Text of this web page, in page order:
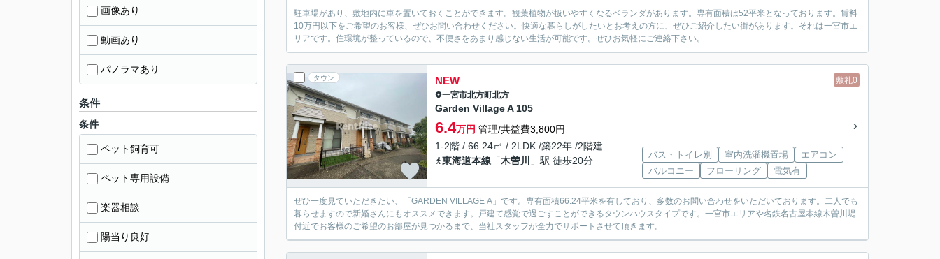
駐車場があり、敷地内に車を置いておくことができます。観葉植物が扱いやすくなるベランダがあります。専有面積は52平米となっております。賃料
10万円以下をご希望のお客様、ぜひお問い合わせください。快適な暮らしがしたいとお考えの方に、ぜひご紹介したい街があります。それは一宮市エ
リアです。住環境が整っているので、不便さをあまり感じない生活が可能です。ぜひお気軽にご連絡下さい。
タウン 敷礼0
NEW
一宮市北方町北方
Garden Village A 105
6.4万円 管理/共益費3,800円
1-2階 / 66.24㎡ / 2LDK /築22年 /2階建
東海道本線 「木曽川 」駅 徒歩20分
バス・トイレ別 室内洗濯機置場
エアコン
バルコニー
フローリング 電気有
ぜひ一度見ていただきたい、「GARDEN VILLAGE A」です。専有面積66.24平米を有しており、多数のお問い合わせをいただいております。二人でも
暮らせますので新婚さんにもオススメできます。戸建て感覚で過ごすことができるタウンハウスタイプです。一宮市エリアや名鉄名古屋本線木曽川堤
付近でお客様のご希望のお部屋が見つかるまで、当社スタッフが全力でサポートさせて頂きます。
画像あり
動画あり
パノラマあり
条件
条件
ペット飼育可
ペット専用設備
楽器相談
陽当り良好